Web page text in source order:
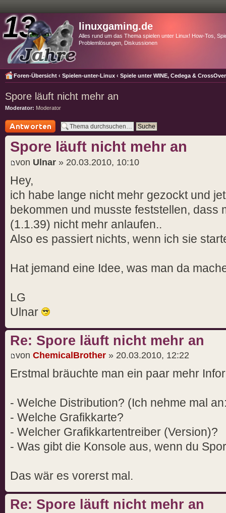
linuxgaming.de
Alles rund um das Thema spielen unter Linux! How-Tos,
Problemlösungen, Diskussionen
Foren-Übersicht ‹ Spielen-unter-Linux ‹ Spiele unter WINE, Cedega &
Spore läuft nicht mehr an
Moderator: Moderator
Antwort schreiben
Spore läuft nicht mehr an
von Ulnar » 20.03.2010, 10:10
Hey,
ich habe lange nicht mehr gezockt und
bekommen und musste feststellen, dass
(1.1.39) nicht mehr anlaufen..
Also es passiert nichts, wenn ich sie
Hat jemand eine Idee, was man da
LG
Ulnar
Re: Spore läuft nicht mehr an
von ChemicalBrother » 20.03.2010, 12:22
Erstmal bräuchte man ein paar mehr
- Welche Distribution? (Ich nehme mal
- Welche Grafikkarte?
- Welcher Grafikkartentreiber (Version)?
- Was gibt die Konsole aus, wenn du
Das wär es vorerst mal.
Re: Spore läuft nicht mehr an